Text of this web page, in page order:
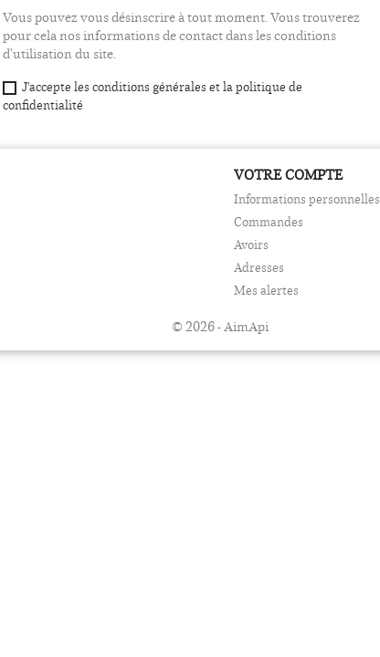
Vous pouvez vous désinscrire à tout moment. Vous trouverez
pour cela nos informations de contact dans les conditions
d'utilisation du site.
J'accepte les conditions générales et la politique de
confidentialité
VOTRE COMPTE
Informations personnelles
Commandes
Avoirs
Adresses
Mes alertes
© 2026 - AimApi